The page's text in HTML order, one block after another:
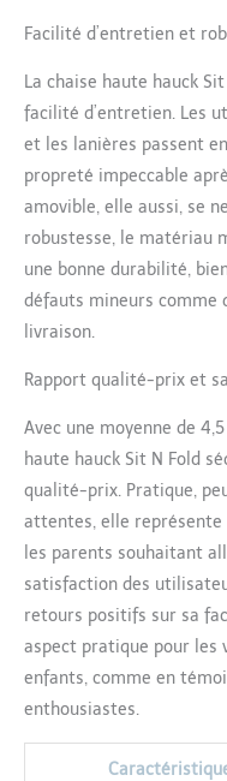
Facilité d’entretien et
La chaise haute hauck
facilité d’entretien. Les
et les lanières passent
propreté impeccable
amovible, elle aussi, se
robustesse, le matériau
une bonne durabilité,
défauts mineurs comme
livraison.
Rapport qualité-prix et
Avec une moyenne de
haute hauck Sit N Fold
qualité-prix. Pratique,
attentes, elle
les parents souhaitant
satisfaction des
retours positifs sur sa
aspect pratique pour les
enfants, comme en
enthousiastes.